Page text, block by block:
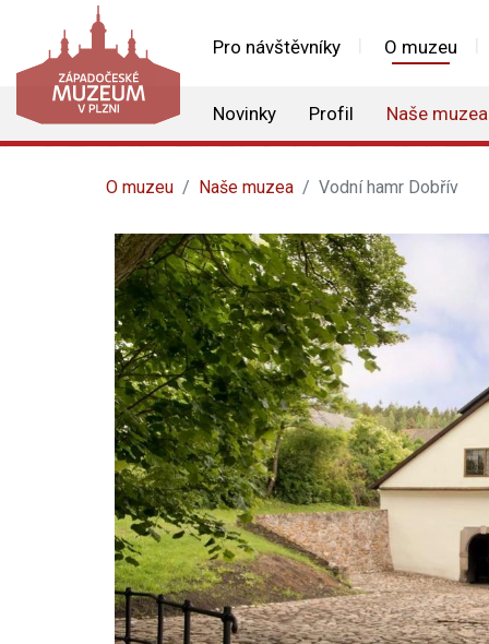
Pro návštěvníky O muzeu
Novinky Profil Naše muzea
O muzeu Naše muzea Vodní hamr Dobřív